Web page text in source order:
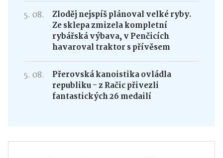
5. 08.
Zloděj nejspíš plánoval velké ryby.
Ze sklepa zmizela kompletní
rybářská výbava, v Penčicích
havaroval traktor s přívěsem
5. 08.
Přerovská kanoistika ovládla
republiku - z Račic přivezli
fantastických 26 medailí